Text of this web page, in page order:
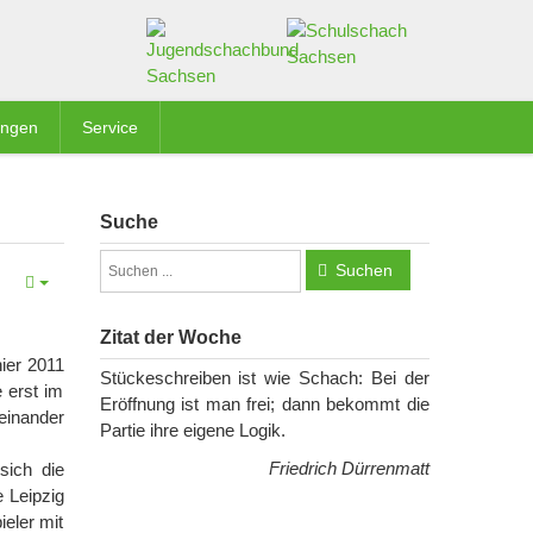
Service
2011
erst im
die
Leipzig
mit
Suche
Suchen
Zitat der Woche
Stückeschreiben ist wie Schach: Bei der
Eröffnung ist man frei; dann bekommt die
Partie ihre eigene Logik.
Friedrich Dürrenmatt